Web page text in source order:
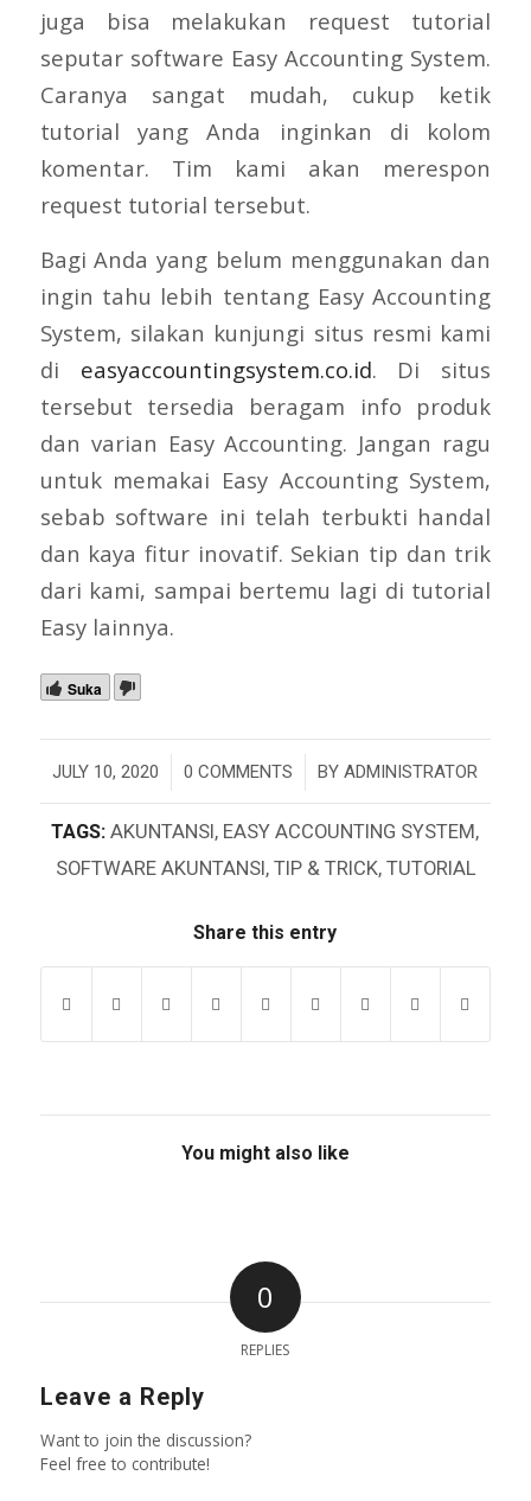
juga bisa melakukan request tutorial
seputar software Easy Accounting System.
Caranya sangat mudah, cukup ketik
tutorial yang Anda inginkan di kolom
komentar. Tim kami akan merespon
request tutorial tersebut.
Bagi Anda yang belum menggunakan dan
ingin tahu lebih tentang Easy Accounting
System, silakan kunjungi situs resmi kami
di easyaccountingsystem.co.id. Di situs
tersebut tersedia beragam info produk
dan varian Easy Accounting. Jangan ragu
untuk memakai Easy Accounting System,
sebab software ini telah terbukti handal
dan kaya fitur inovatif. Sekian tip dan trik
dari kami, sampai bertemu lagi di tutorial
Easy lainnya.
Suka
JULY 10, 2020
/ 0 COMMENTS
/ BYADMINISTRATOR
TAGS: AKUNTANSI, EASY ACCOUNTING SYSTEM,
SOFTWARE AKUNTANSI, TIP & TRICK, TUTORIAL
Share this entry
You might also like
0
REPLIES
Leave a Reply
Want to join the discussion?
Feel free to contribute!